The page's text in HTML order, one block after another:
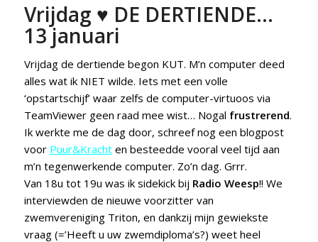
Vrijdag ♥ DE DERTIENDE…
13 januari
Vrijdag de dertiende begon KUT. M’n computer deed
alles wat ik NIET wilde. Iets met een volle
‘opstartschijf’ waar zelfs de computer-virtuoos via
TeamViewer geen raad mee wist… Nogal frustrerend.
Ik werkte me de dag door, schreef nog een blogpost
voor Puur&Krachten besteedde vooral veel tijd aan
m’n tegenwerkende computer. Zo’n dag. Grrr.
Van 18u tot 19u was ik sidekick bij Radio Weesp!! We
interviewden de nieuwe voorzitter van
zwemvereniging Triton, en dankzij mijn gewiekste
vraag (=’Heeft u uw zwemdiploma’s?) weet heel